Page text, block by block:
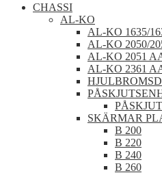
CHASSI
AL-KO
AL-KO 1635/
AL-KO 2050/
AL-KO 2051
AL-KO 2361
SKÄRMAR
B 200
B 220
B 240
B 260